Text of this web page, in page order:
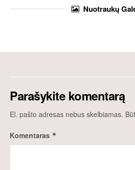
Nuotraukų
Parašykite komentarą
El. pašto adresas nebus skelbiamas.
Komentaras *